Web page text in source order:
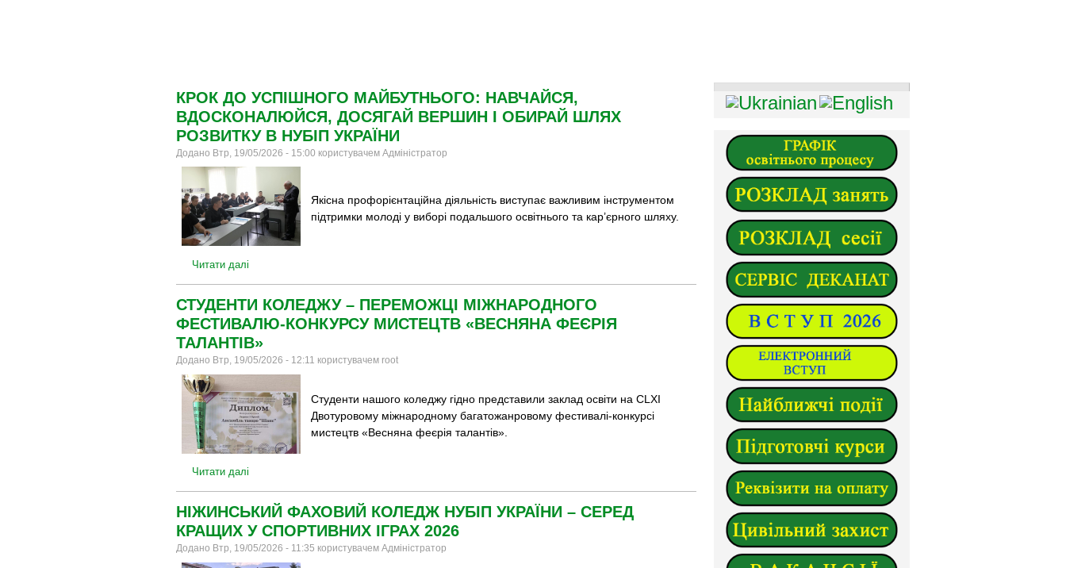
КРОК ДО УСПІШНОГО МАЙБУТНЬОГО: НАВЧАЙСЯ,
ВДОСКОНАЛЮЙСЯ, ДОСЯГАЙ ВЕРШИН І ОБИРАЙ ШЛЯХ
РОЗВИТКУ В НУБІП УКРАЇНИ
Додано Втр, 19/05/2026 - 15:00 користувачем Адміністратор
Якісна профорієнтаційна діяльність виступає важливим інструментом
підтримки молоді у виборі подальшого освітнього та кар’єрного шляху.
Читати далі
СТУДЕНТИ КОЛЕДЖУ – ПЕРЕМОЖЦІ МІЖНАРОДНОГО
ФЕСТИВАЛЮ-КОНКУРСУ МИСТЕЦТВ «ВЕСНЯНА ФЕЄРІЯ
ТАЛАНТІВ»
Додано Втр, 19/05/2026 - 12:11 користувачем root
Студенти нашого коледжу гідно представили заклад освіти на CLXI
Двотуровому міжнародному багатожанровому фестивалі-конкурсі
мистецтв «Весняна феєрія талантів».
Читати далі
НІЖИНСЬКИЙ ФАХОВИЙ КОЛЕДЖ НУБІП УКРАЇНИ – СЕРЕД
КРАЩИХ У СПОРТИВНИХ ІГРАХ 2026
Додано Втр, 19/05/2026 - 11:35 користувачем Адміністратор